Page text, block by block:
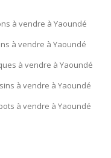
à vendre à Yaoundé
à vendre à Yaoundé
à vendre à Yaoundé
à vendre à Yaoundé
à vendre à Yaoundé